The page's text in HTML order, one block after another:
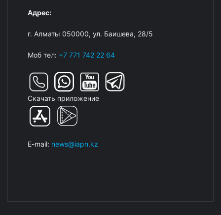
Адрес:
г. Алматы 050000, ул. Баишева, 28/5
Моб тел: +7 771 742 22 64
Скачать приложение
E-mail: news@iapn.kz